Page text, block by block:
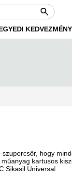
szupercsőr, hogy
kartusos
Sikasil Universal